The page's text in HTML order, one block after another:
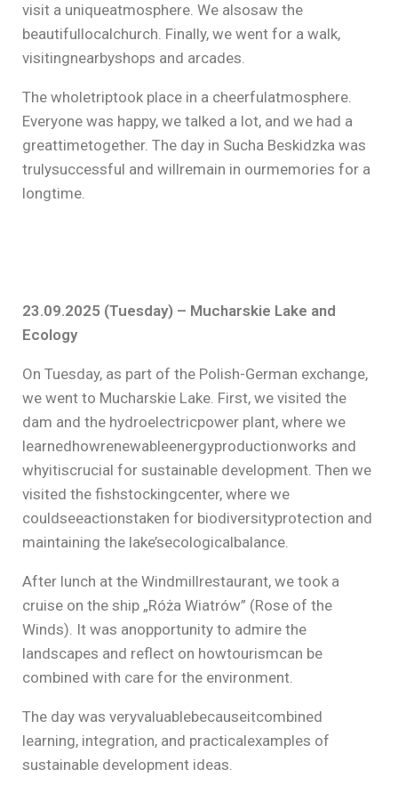
visit a uniqueatmosphere. We alsosaw the
beautifullocalchurch. Finally, we went for a walk,
visitingnearbyshops and arcades.
The wholetriptook place in a cheerfulatmosphere.
Everyone was happy, we talked a lot, and we had a
greattimetogether. The day in Sucha Beskidzka was
trulysuccessful and willremain in ourmemories for a
longtime.
23.09.2025 (Tuesday) – Mucharskie Lake and
Ecology
On Tuesday, as part of the Polish-German exchange,
we went to Mucharskie Lake. First, we visited the
dam and the hydroelectricpower plant, where we
learnedhowrenewableenergyproductionworks and
whyitiscrucial for sustainable development. Then we
visited the fishstockingcenter, where we
couldseeactionstaken for biodiversityprotection and
maintaining the lake’secologicalbalance.
After lunch at the Windmillrestaurant, we took a
cruise on the ship „Róża Wiatrów” (Rose of the
Winds). It was anopportunity to admire the
landscapes and reflect on howtourismcan be
combined with care for the environment.
The day was veryvaluablebecauseitcombined
learning, integration, and practicalexamples of
sustainable development ideas.